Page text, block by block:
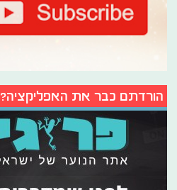
הורדתם כבר את האפליקציה?